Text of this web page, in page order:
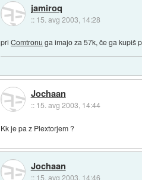
jamiroq
:: 15. avg 2003, 14:28
priComtronu ga imajo za 57k, če ga kupiš
Jochaan
:: 15. avg 2003, 14:44
Kk je pa z Plextorjem ?
Jochaan
:: 15. avg 2003, 14:46